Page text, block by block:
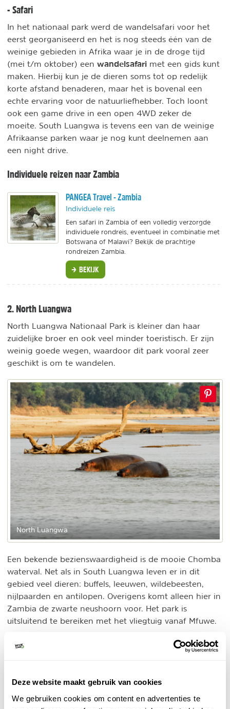
Deze website maakt gebruik van cookies
We gebruiken cookies om content en advertenties te
- Safari
In het nationaal park werd de wandelsafari voor het
eerst georganiseerd en het is nog steeds één van de
weinige gebieden in Afrika waar je in de droge tijd
(mei t/m oktober) een wandelsafari met een gids kunt
maken. Hierbij kun je de dieren soms tot op redelijk
korte afstand benaderen, maar het is bovenal een
echte ervaring voor de natuurliefhebber. Toch loont
ook een game drive in een open 4WD zeker de
moeite. South Luangwa is tevens een van de weinige
Afrikaanse parken waar je nog kunt deelnemen aan
een night drive.
Individuele reizen naar Zambia
PANGEA Travel - Zambia
Individuele reis
Een safari in Zambia of een volledig verzorgde
individuele rondreis, eventueel in combinatie met
Botswana of Malawi? Bekijk de prachtige
rondreizen Zambia.
BEKIJK
2. North Luangwa
North Luangwa Nationaal Park is kleiner dan haar
zuidelijke broer en ook veel minder toeristisch. Er zijn
weinig goede wegen, waardoor dit park vooral zeer
geschikt is om te wandelen.
North Luangwa
Een bekende bezienswaardigheid is de mooie Chomba
waterval. Net als in South Luangwa leven er in dit
gebied veel dieren: buffels, leeuwen, wildebeesten,
nijlpaarden en antilopen. Overigens komt alleen hier in
Zambia de zwarte neushoorn voor. Het park is
uitsluitend te bereiken met het vliegtuig vanaf Mfuwe.
3. Kafue National Park
rondreis in Zambia
natuurgebieden in Afrika en zeker twee keer groter
dan South Luangwa NP. Het landschap varieert van